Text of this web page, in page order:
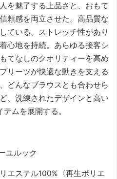
を魅了する上品さと、おもて
頼感を両立させた。高品質な
ている。ストレッチ性があり
心地を持続。あらゆる接客シ
てなしのクオリティーを高め
リーツが快適な動きを支える
どんなブラウスとも合わせら
、洗練されたデザインと高い
ムを展開する。
ユルック
エステル100%〈再生ポリエ